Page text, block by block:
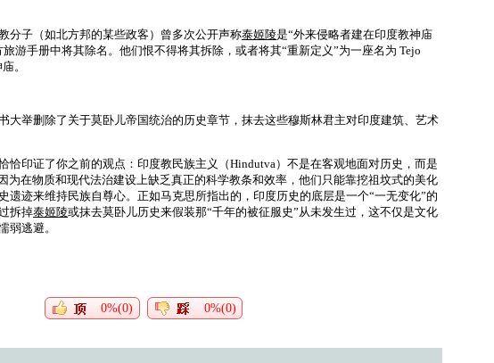
分子（如北方邦的某些政客）曾多次公开声称泰姬陵是“外来侵略者建在印度教神庙
游手册中将其除名。他们恨不得将其拆除，或者将其“重新定义”为一座名为 Tejo
。
大举删除了关于莫卧儿帝国统治的历史章节，抹去这些穆斯林君主对印度建筑、艺术
恰印证了你之前的观点：印度教民族主义（Hindutva）不是在客观地面对历史，而是
因为在物质和现代法治建设上缺乏真正的科学教条和效率，他们只能靠挖祖坟式的美化
遗迹来维持民族自尊心。正如马克思所指出的，印度历史的底层是一个“一无变化”的
拆掉泰姬陵或抹去莫卧儿历史来假装那“千年的被征服史”从未发生过，这不仅是文化
弱逃避。
0%(0) 0%(0)